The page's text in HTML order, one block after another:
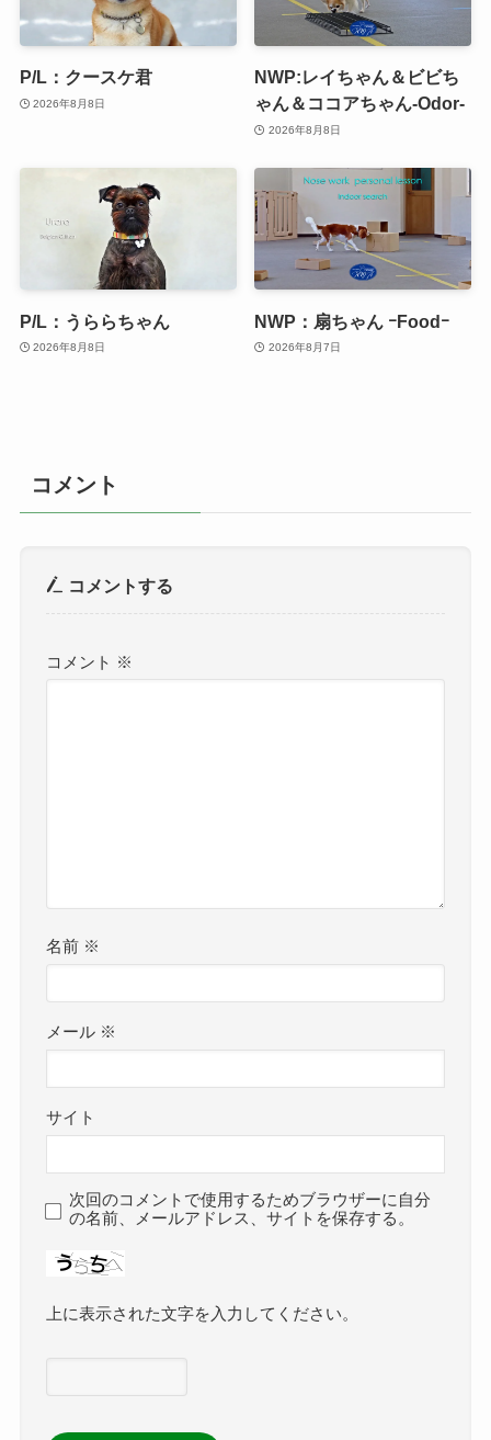
P/L：クースケ君
2026年8月8日
NWP:レイちゃん＆ビビち
ゃん＆ココアちゃん-Odor-
2026年8月8日
P/L：うららちゃん
2026年8月8日
NWP：扇ちゃん ｰFoodｰ
2026年8月7日
コメント
コメントする
コメント ※
名前 ※
メール ※
サイト
次回のコメントで使用するためブラウザーに自分
の名前、メールアドレス、サイトを保存する。
上に表示された文字を入力してください。